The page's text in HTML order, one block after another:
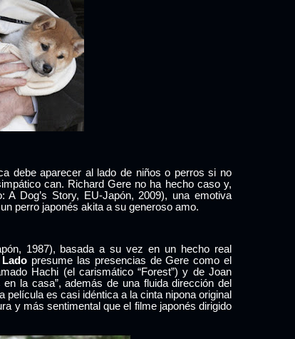
debe aparecer al lado de niños o perros si no
can. Richard Gere no ha hecho caso y,
A Dog’s Story, EU-Japón, 2009), una emotiva
perro japonés akita a su generoso amo.
1987), basada a su vez en un hecho real
presume las presencias de Gere como el
Hachi (el carismático “Forest”) y de Joan
la casa”, además de una fluida dirección del
película es casi idéntica a la cinta nipona original
y más sentimental que el filme japonés dirigido